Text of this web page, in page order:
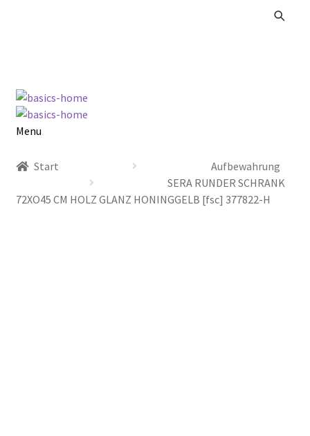
Zur
Navigation
springen
Zum
Inhalt
springen
Menu
Kataloge Landhaus
Start
Aufbewahrung
SERA RUNDER SCHRANK
72XO45 CM HOLZ GLANZ HONINGGELB [fsc] 377822-H